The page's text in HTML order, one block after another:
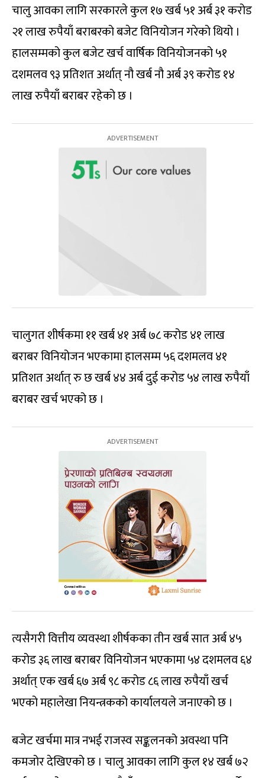
चालु आवका लागि सरकारले कुल १७ खर्ब ५१ अर्ब ३१ करोड
२१ लाख रुपैयाँ बराबरको बजेट विनियोजन गरेको थियो ।
हालसम्मको कुल बजेट खर्च वार्षिक विनियोजनको ५१
दशमलव ९३ प्रतिशत अर्थात् नौ खर्ब नौ अर्ब ३९ करोड १४
लाख रुपैयाँ बराबर रहेको छ ।
चालुगत शीर्षकमा ११ खर्ब ४१ अर्ब ७८ करोड ४१ लाख
बराबर विनियोजन भएकामा हालसम्म ५६ दशमलव ४१
प्रतिशत अर्थात् रु छ खर्ब ४४ अर्ब दुई करोड ५४ लाख रुपैयाँ
बराबर खर्च भएको छ ।
त्यसैगरी वित्तीय व्यवस्था शीर्षकका तीन खर्ब सात अर्ब ४५
करोड ३६ लाख बराबर विनियोजन भएकामा ५४ दशमलव ६४
अर्थात् एक खर्ब ६७ अर्ब ९८ करोड ८६ लाख रुपैयाँ खर्च
भएको महालेखा नियन्त्रकको कार्यालयले जनाएको छ ।
बजेट खर्चमा मात्र नभई राजस्व सङ्कलनको अवस्था पनि
कमजोर देखिएको छ । चालु आवका लागि कुल १४ खर्ब ७२